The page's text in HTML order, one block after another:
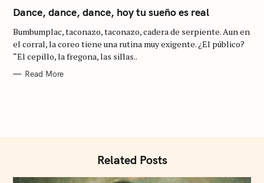
T
E
O
R
I
E
Dance, dance, dance, hoy tu sueño es real
Bumbumplac, taconazo, taconazo, cadera de serpiente. Aun en
el corral, la coreo tiene una rutina muy exigente. ¿El público?
“El cepillo, la fregona, las sillas..
Read More
Related Posts
S
e
a
r